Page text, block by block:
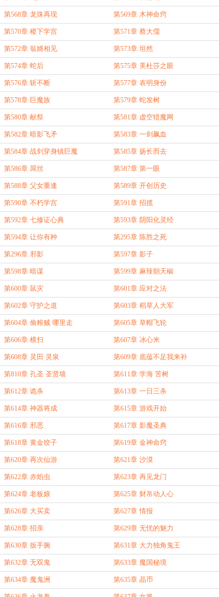
第568章 龙珠再现 第569章 木神命窍
第570章 稷下学宫 第571章 蔡大儒
第572章 翁婿相见 第573章 坦然
第574章 蛇后 第575章 美杜莎之眼
第576章 斩不断 第577章 表明身份
第578章 巨魔族 第579章 蛇发树
第580章 献祭 第581章 虚空猎魔网
第582章 暗影飞矛 第583章 一剑飙血
第584章 战剑穿身镇巨魔 第585章 扬长而去
第586章 屌丝 第587章 第一眼
第588章 父女重逢 第589章 开创历史
第590章 不朽学宫 第591章 招揽
第592章 七修证心典 第593章 阴阳化灵经
第594章 让你有种 第295章 陈胜之死
第296章 邪影 第597章 影子
第598章 暗谋 第599章 麻辣朝天椒
第600章 鼠灾 第601章 应对之法
第602章 守护之道 第603章 稻草人大军
第604章 偷粮贼 哪里走 第605章 草帽飞轮
第606章 横扫 第607章 冰心米
第608章 灵田 灵泉 第609章 底蕴不足我来补
第810章 孔圣 圣贤墙 第611章 学海 苦树
第612章 诡杀 第613章 一日三杀
第614章 神器将成 第615章 游戏开始
第616章 邪恶 第617章 影魔圣典
第618章 黄金饺子 第619章 金神命窍
第620章 再次仙游 第621章 沙漠
第622章 赤焰虫 第623章 再见龙门
第624章 老板娘 第625章 财帛动人心
第626章 大买卖 第627章 情报
第628章 招亲 第629章 无忧的魅力
第630章 扳手腕 第631章 大力独角鬼王
第632章 无双鬼 第633章 魔国秘境
第634章 魔鬼洲 第635章 晶币